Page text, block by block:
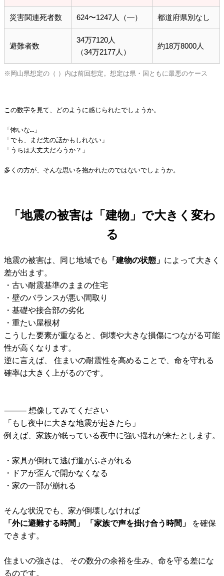
災害関連死者数 624〜1247人（—） 都道府県別なし
避難者数
34万7120人
（34万2177人）
約18万8000人
※岡山県想定の（ ）内は前回想定。想定は県・国ともに最悪のケース
この数字を見て、どのように感じられたでしょうか。
「怖いな…」
「でも、まだ先の話かもしれない」
「うちは大丈夫だろうか？」
多くの方が、そんな思いを抱かれたのではないでしょうか。
「地震の被害は「建物」で大きく変わ
る
地震の被害は、同じ地域でも 「建物の状態」 によって大きく
差が出ます。
・古い耐震基準のままの住宅
・壁のバランスが悪い間取り
・基礎や接合部の劣化
・重たい屋根材
こうした要素が重なると、倒壊や大きな損傷につながる可能
性が高くなります。
逆に言えば、 住まいの耐震性を高めることで、命を守れる
確率は大きく上がるのです。
⸻ 想像してみてください
「もし夜中に大きな地震が起きたら」
例えば、家族が眠っている夜中に強い揺れが来たとします。
・家具が倒れて逃げ道がふさがれる
・ドアが歪んで開かなくなる
・家の一部が崩れる
そんな状況でも、家が倒壊しなければ
「外に避難する時間」 「家族で声を掛け合う時間」
を確保
できます。
住まいの強さは、 その数分の余裕を生み、命を守る差にな
るのです。